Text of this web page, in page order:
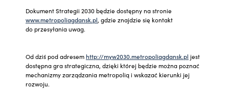
Dokument Strategii 2030 będzie dostępny na stronie
www.metropoliagdansk.pl, gdzie znajdzie się kontakt
do przesyłania uwag.
Od dziś pod adresemhttp://myw2030.metropoliagdansk.pl jest
dostępna gra strategiczna, dzięki której będzie można poznać
mechanizmy zarządzania metropolią i wskazać kierunki jej
rozwoju.